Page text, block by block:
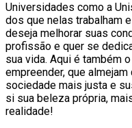
Universidades como a
dos que nelas trabalham
deseja melhorar suas
profissão e quer se
sua vida. Aqui é também
empreender, que
sociedade mais justa e
si sua beleza própria,
realidade!